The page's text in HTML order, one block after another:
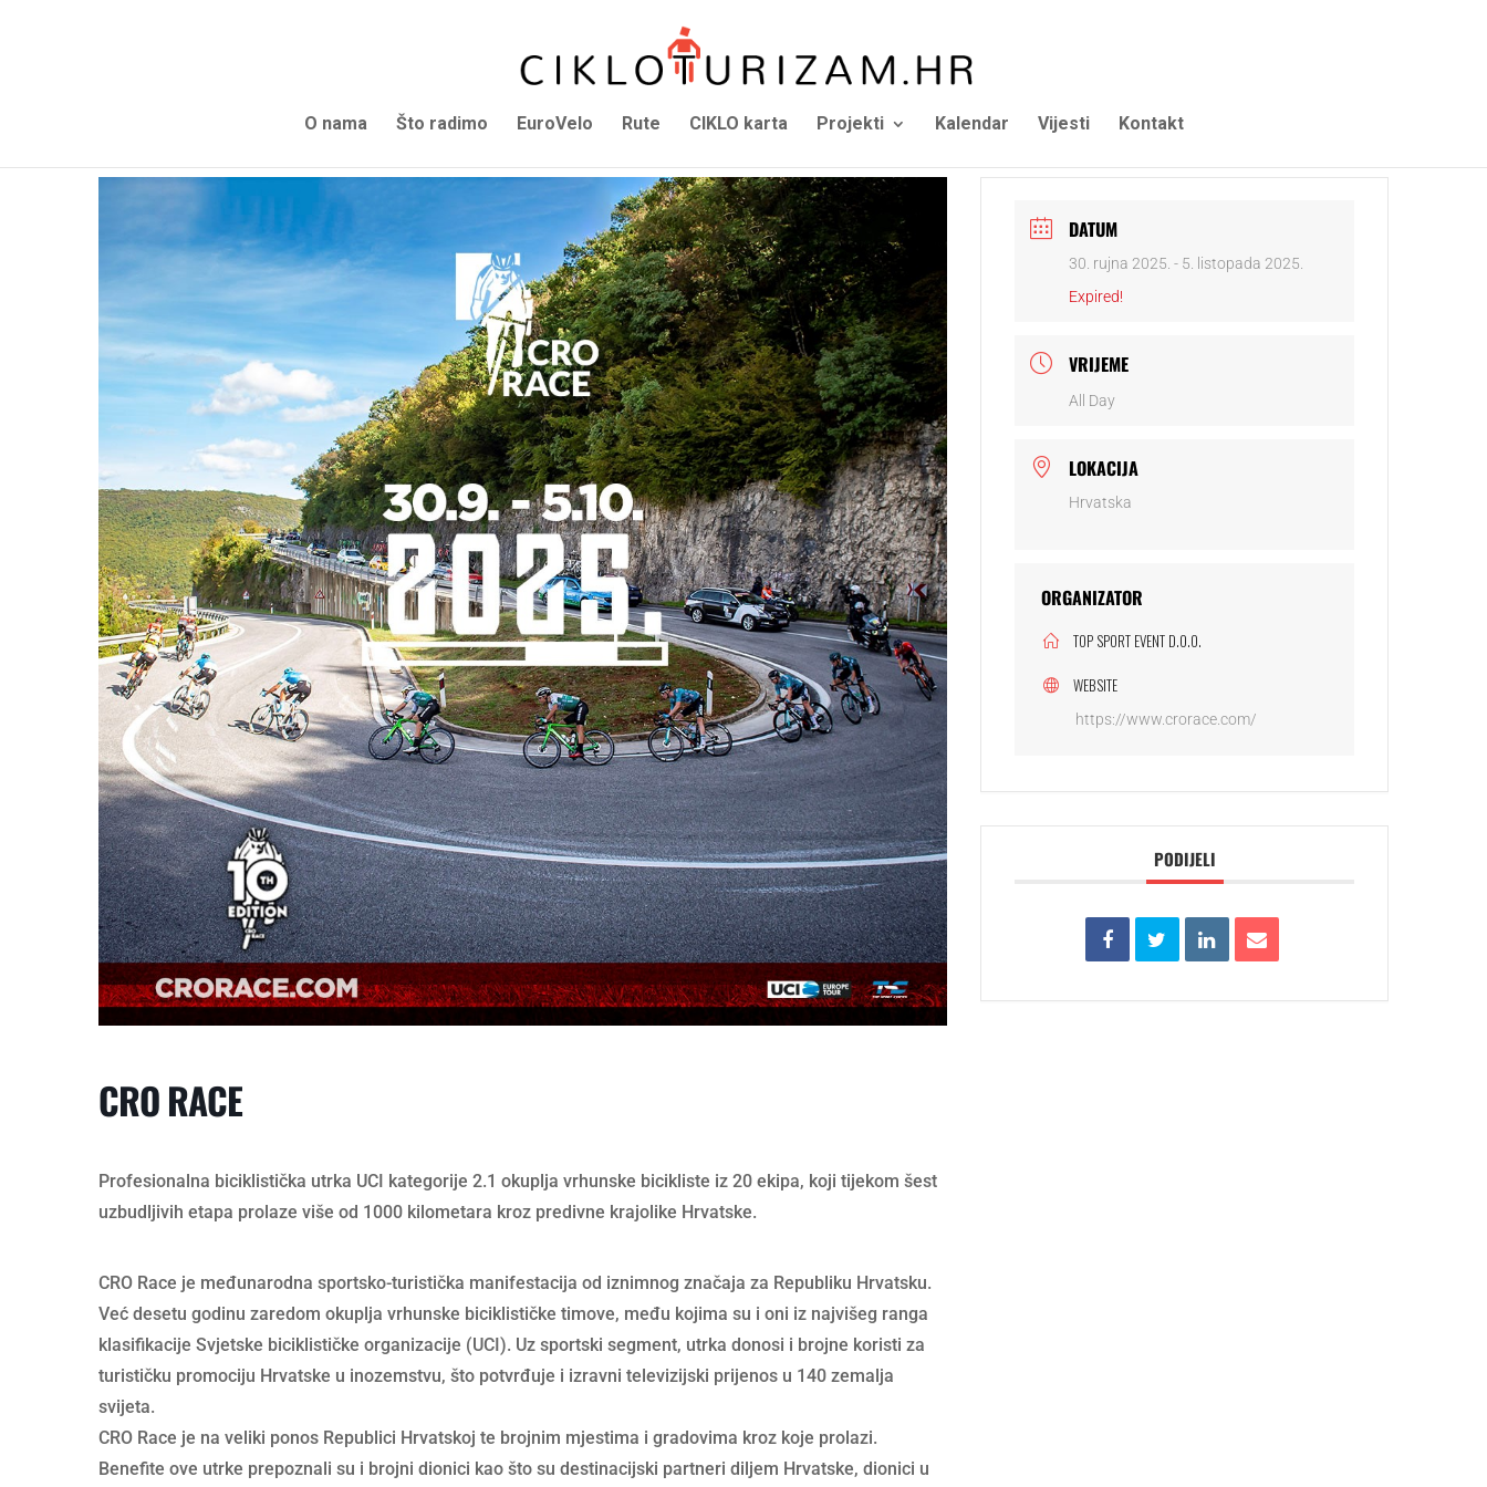
O nama Što radimo EuroVelo Rute CIKLO karta Projekti Kalendar Vijesti Kontakt
CRO RACE
Profesionalna biciklistička utrka UCI kategorije 2.1 okuplja vrhunske bicikliste iz 20 ekipa, koji tijekom šest
uzbudljivih etapa prolaze više od 1000 kilometara kroz predivne krajolike Hrvatske.
CRO Race je međunarodna sportsko-turistička manifestacija od iznimnog značaja za Republiku Hrvatsku.
Već desetu godinu zaredom okuplja vrhunske biciklističke timove, među kojima su i oni iz najvišeg ranga
klasifikacije Svjetske biciklističke organizacije (UCI). Uz sportski segment, utrka donosi i brojne koristi za
turističku promociju Hrvatske u inozemstvu, što potvrđuje i izravni televizijski prijenos u 140 zemalja
svijeta.
CRO Race je na veliki ponos Republici Hrvatskoj te brojnim mjestima i gradovima kroz koje prolazi.
Benefite ove utrke prepoznali su i brojni dionici kao što su destinacijski partneri diljem Hrvatske, dionici u
DATUM
30. rujna 2025. - 5. listopada 2025.
Expired!
VRIJEME
All Day
LOKACIJA
Hrvatska
ORGANIZATOR
TOP SPORT EVENT D.O.O.
WEBSITE
https://www.crorace.com/
PODIJELI